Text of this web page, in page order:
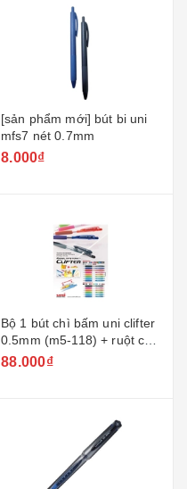
[sản phẩm mới] bút bi uni
mfs7 nét 0.7mm
8.000₫
Bộ 1 bút chì bấm uni clifter
0.5mm (m5-118) + ruột chì
0.5mm-2b
88.000₫